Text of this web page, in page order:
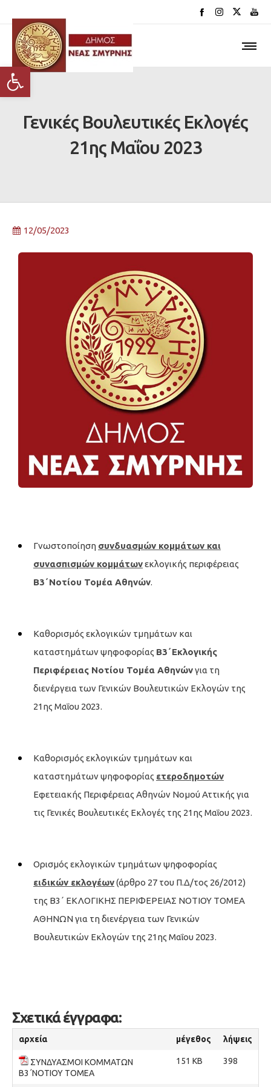
Ανοίξτε τη γραμμή εργαλείων
Γενικές Βουλευτικές Εκλογές
21ης Μαΐου 2023
12/05/2023
Γνωστοποίηση συνδυασμών κομμάτων και
συνασπισμών κομμάτωνεκλογικής περιφέρειας
Β3΄Νοτίου Τομέα Αθηνών.
Καθορισμός εκλογικών τμημάτων και
καταστημάτων ψηφοφορίας Β3΄Εκλογικής
Περιφέρειας Νοτίου Τομέα Αθηνώνγια τη
διενέργεια των Γενικών Βουλευτικών Εκλογών της
21ης Μαΐου 2023.
Καθορισμός εκλογικών τμημάτων και
καταστημάτων ψηφοφορίας ετεροδημοτών
Εφετειακής Περιφέρειας Αθηνών Νομού Αττικής για
τις Γενικές Βουλευτικές Εκλογές της 21ης Μαΐου 2023.
Ορισμός εκλογικών τμημάτων ψηφοφορίας
ειδικών εκλογέων(άρθρο 27 του Π.Δ/τος 26/2012)
της Β3΄ ΕΚΛΟΓΙΚΗΣ ΠΕΡΙΦΕΡΕΙΑΣ ΝΟΤΙΟΥ ΤΟΜΕΑ
ΑΘΗΝΩΝ για τη διενέργεια των Γενικών
Βουλευτικών Εκλογών της 21ης Μαΐου 2023.
Σχετικά έγγραφα:
αρχεία μέγεθος λήψεις
ΣΥΝΔΥΑΣΜΟΙ ΚΟΜΜΑΤΩΝ
Β3΄ΝΟΤΙΟΥ ΤΟΜΕΑ
151 KB 398